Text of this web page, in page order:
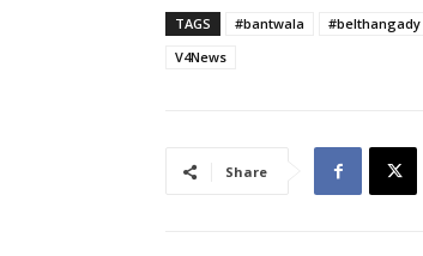
TAGS #bantwala #belthangady
V4News
Share